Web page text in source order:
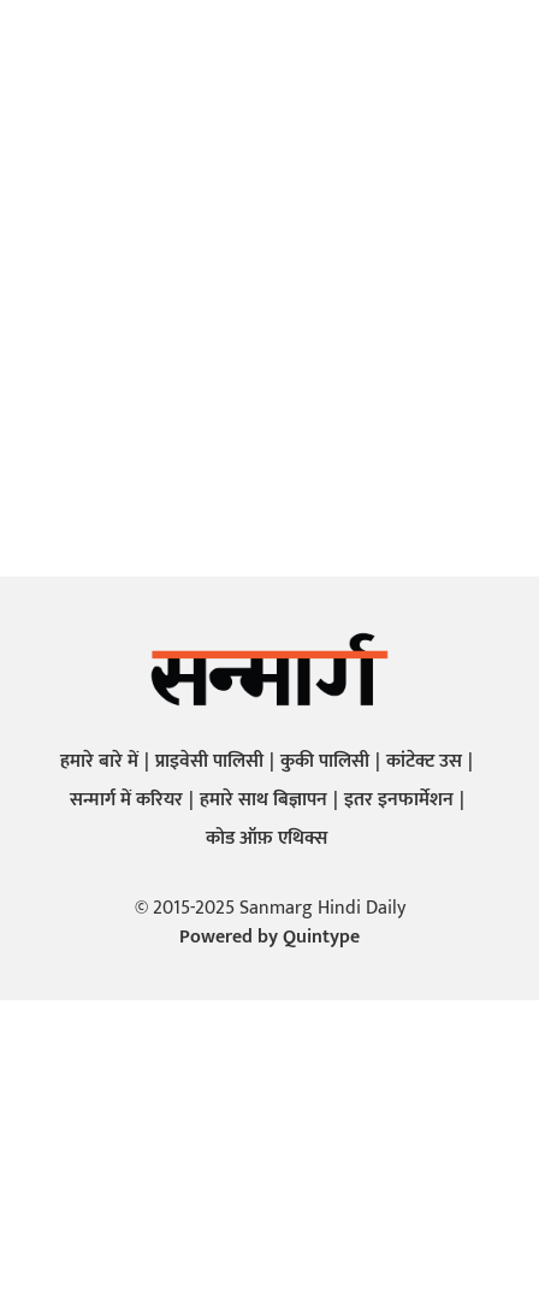
हमारे बारे में प्राइवेसी पालिसी कुकी पालिसी कांटेक्ट उस
सन्मार्ग में करियर हमारे साथ बिज्ञापन इतर इनफार्मेशन
कोड ऑफ़ एथिक्स
© 2015-2025 Sanmarg Hindi Daily
Powered byQuintype